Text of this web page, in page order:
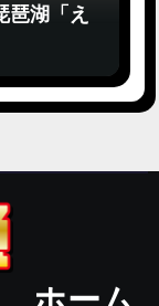
琶湖「え